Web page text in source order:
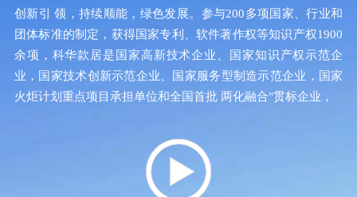
创新引 领，持续顺能，绿色发展。参与200多项国家、行业和
团体标准的制定，获得国家专利、软件著作权等知识产权1900
余项，科华款居是国家高新技术企业、国家知识产权示范企
业，国家技术创新示范企业、国家服务型制造示范企业，国家
火炬计划重点项目承担单位和全国首批 两化融合"贯标企业，